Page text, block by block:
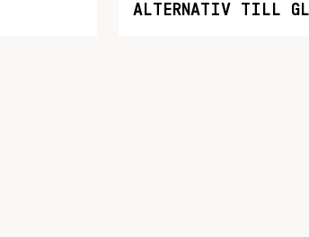
ALTERNATIV TILL